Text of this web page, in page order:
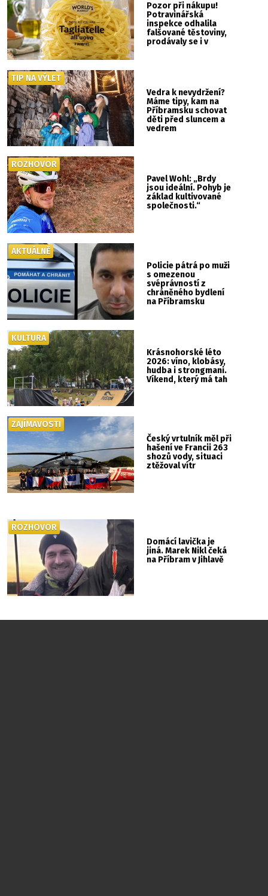
Pozor při nákupu!
Potravinářská
inspekce odhalila
falšované těstoviny,
prodávaly se i v
Vedra k nevydržení?
Máme tipy, kam na
Příbramsku schovat
děti před sluncem a
vedrem
TIP NA VÝLET
Pavel Wohl: „Brdy
jsou ideální. Pohyb je
základ kultivované
společnosti.“
ROZHOVOR
Policie pátrá po muži
s omezenou
svéprávností z
chráněného bydlení
na Příbramsku
AKTUÁLNĚ
Krásnohorské léto
2026: víno, klobásy,
hudba i strongmani.
Víkend, který má tah
KULTURA
Český vrtulník měl při
hašení ve Francii 263
shozů vody, situaci
ztěžoval vítr
ZAJÍMAVOSTI
Domácí lavička je
jiná. Marek Nikl čeká
na Příbram v Jihlavě
ROZHOVOR